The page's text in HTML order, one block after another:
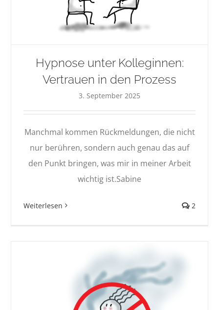
Hypnose unter Kolleginnen:
Vertrauen in den Prozess
3. September 2025
Manchmal kommen Rückmeldungen, die nicht
nur berühren, sondern auch genau das auf
den Punkt bringen, was mir in meiner Arbeit
wichtig ist.Sabine
Weiterlesen 2